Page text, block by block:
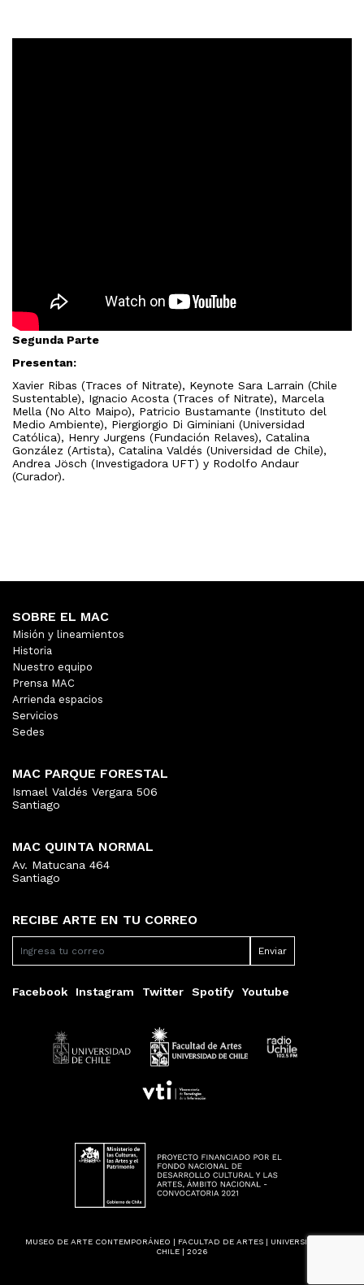
Segunda Parte
Presentan:
Xavier Ribas (Traces of Nitrate), Keynote Sara Larrain (Chile
Sustentable), Ignacio Acosta (Traces of Nitrate), Marcela
Mella (No Alto Maipo), Patricio Bustamante (Instituto del
Medio Ambiente), Piergiorgio Di Giminiani (Universidad
Católica), Henry Jurgens (Fundación Relaves), Catalina
González (Artista), Catalina Valdés (Universidad de Chile),
Andrea Jösch (Investigadora UFT) y Rodolfo Andaur
(Curador).
RECIBE ARTE EN TU CORREO
Facebook Instagram Twitter Spotify Youtube
SOBRE EL MAC
Misión y lineamientos
Historia
Nuestro equipo
Prensa MAC
Arrienda espacios
Servicios
Sedes
MAC PARQUE FORESTAL
Ismael Valdés Vergara 506
Santiago
MAC QUINTA NORMAL
Av. Matucana 464
Santiago
MUSEO DE ARTE CONTEMPORÁNEO | FACULTAD DE ARTES | UNIVERSIDAD DE
CHILE | 2026